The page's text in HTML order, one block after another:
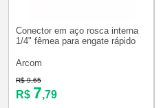
Conector em aço rosca interna
1/4" fêmea para engate rápido
Arcom
R$ 9,65
R$ 7,79